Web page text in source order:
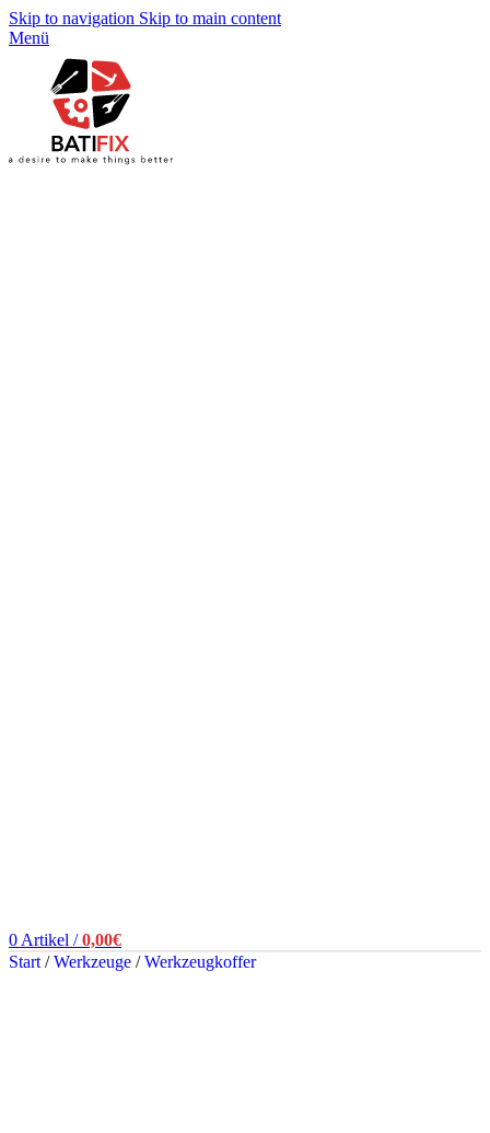
Skip to navigation Skip to main content
Menü
0 Artikel / 0,00€
Start / Werkzeuge / Werkzeugkoffer